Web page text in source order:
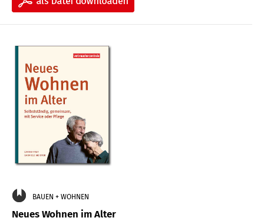
BAUEN + WOHNEN
Neues Wohnen im Alter